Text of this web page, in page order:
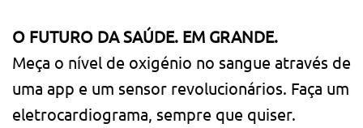
O FUTURO DA SAÚDE. EM GRANDE.
Meça o nível de oxigénio no sangue através de
uma app e um sensor revolucio­nários. Faça um
eletrocardiograma, sempre que quiser.